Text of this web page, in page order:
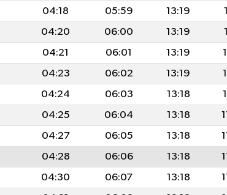
04:18 05:59 13:19
04:20 06:00 13:19
04:21 06:01 13:19
04:23 06:02 13:19
04:24 06:03 13:18
04:25 06:04 13:18
04:27 06:05 13:18
04:28 06:06 13:18
04:30 06:07 13:18